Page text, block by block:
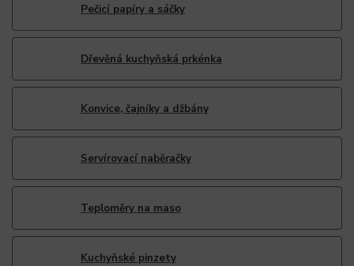
Pečicí papíry a sáčky
Dřevěná kuchyňská prkénka
Konvice, čajníky a džbány
Servírovací naběračky
Teploměry na maso
Kuchyňské pinzety